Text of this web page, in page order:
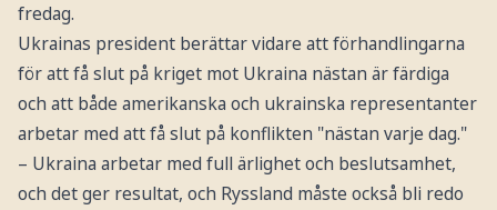
fredag.
Ukrainas president berättar vidare att förhandlingarna
för att få slut på kriget mot Ukraina nästan är färdiga
och att både amerikanska och ukrainska representanter
arbetar med att få slut på konflikten "nästan varje dag."
– Ukraina arbetar med full ärlighet och beslutsamhet,
och det ger resultat, och Ryssland måste också bli redo